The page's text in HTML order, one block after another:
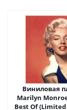
Виниловая
Marilyn
Best Of (Limited